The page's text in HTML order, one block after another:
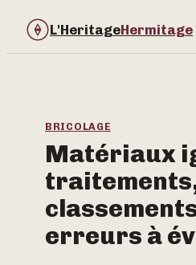
L'HeritageHermitage
Immobilier
Jardinage
Maison & Déco
BRICOLAGE
Matériaux
erreurs à